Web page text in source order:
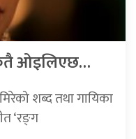
ओइलिएछ…
शब्द तथा गायिका
‘रङ्‍ग